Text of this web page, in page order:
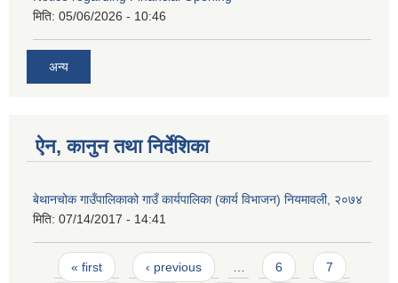
मिति: 05/06/2026 - 10:46
अन्य
ऐन, कानुन तथा निर्देशिका
बेथानचोक गाउँपालिकाको गाउँ कार्यपालिका (कार्य विभाजन) नियमावली, २०७४
मिति: 07/14/2017 - 14:41
Pages
« first ‹ previous … 6 7